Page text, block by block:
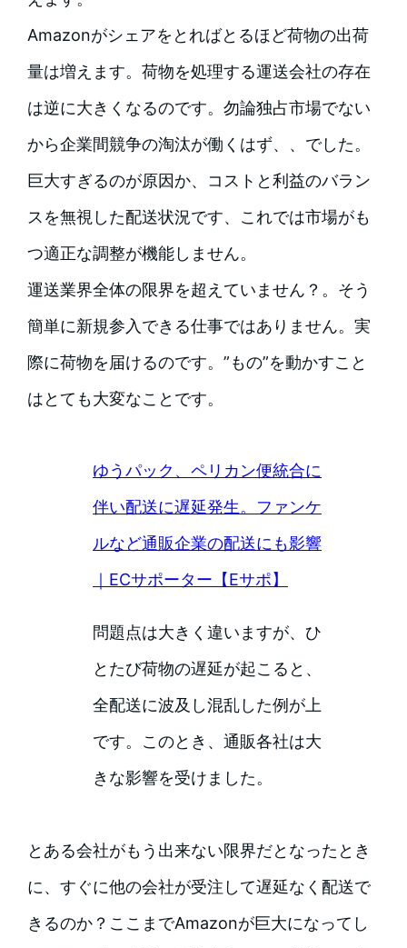
Amazonがシェアをとればとるほど荷物の出荷
量は増えます。荷物を処理する運送会社の存在
は逆に大きくなるのです。勿論独占市場でない
から企業間競争の淘汰が働くはず、、でした。
巨大すぎるのが原因か、コストと利益のバラン
スを無視した配送状況です、これでは市場がも
つ適正な調整が機能しません。
運送業界全体の限界を超えていません？。そう
簡単に新規参入できる仕事ではありません。実
際に荷物を届けるのです。”もの”を動かすこと
はとても大変なことです。
ゆうパック、ペリカン便統合に
伴い配送に遅延発生。ファンケ
ルなど通販企業の配送にも影響
｜ECサポーター【Eサポ】
問題点は大きく違いますが、ひ
とたび荷物の遅延が起こると、
全配送に波及し混乱した例が上
です。このとき、通販各社は大
きな影響を受けました。
とある会社がもう出来ない限界だとなったとき
に、すぐに他の会社が受注して遅延なく配送で
きるのか？ここまでAmazonが巨大になってし